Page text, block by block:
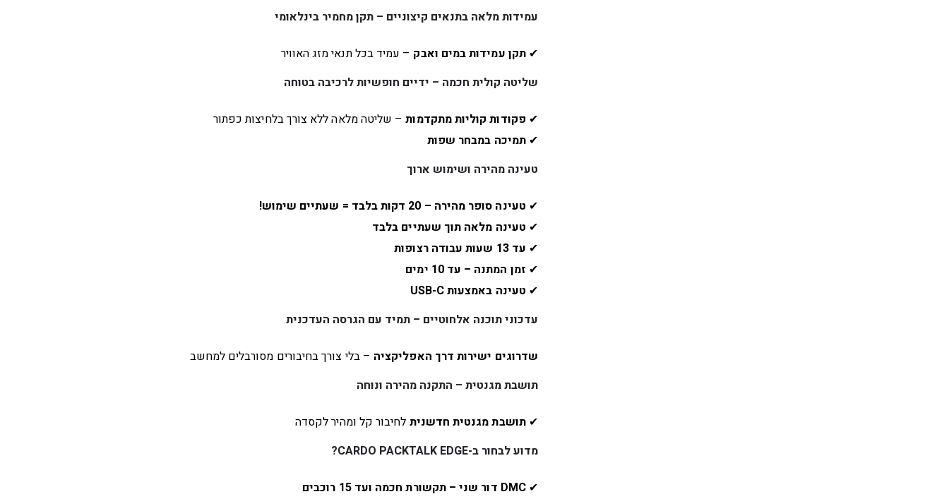
עמידות מלאה בתנאים קיצוניים – תקן מחמיר בינלאומי
✔תקן עמידות במים ואבק – עמיד בכל תנאי מזג האוויר
שליטה קולית חכמה – ידיים חופשיות לרכיבה בטוחה
✔ פקודות קוליות מתקדמות– שליטה מלאה ללא צורך בלחיצות כפתור
✔תמיכה במבחר שפות
טעינה מהירה ושימוש ארוך
✔ טעינה סופר מהירה – 20 דקות בלבד = שעתיים שימוש!
✔ טעינה מלאה תוך שעתיים בלבד
✔ עד 13 שעות עבודה רצופות
✔ זמן המתנה – עד 10 ימים
✔ טעינה באמצעות USB-C
עדכוני תוכנה אלחוטיים – תמיד עם הגרסה העדכנית
שדרוגים ישירות דרך האפליקציה – בלי צורך בחיבורים מסורבלים למחשב
תושבת מגנטית – התקנה מהירה ונוחה
✔תושבת מגנטית חדשנית לחיבור קל ומהיר לקסדה
מדוע לבחור ב-CARDO PACKTALK EDGE?
✔DMC דור שני – תקשורת חכמה ועד 15 רוכבים